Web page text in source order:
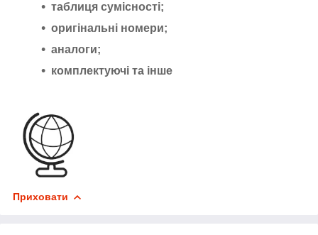
таблиця сумісності;
оригінальні номери;
аналоги;
комплектуючі та інше
Приховати